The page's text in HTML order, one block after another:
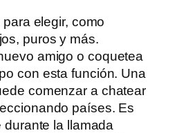
elegir, como
puros y más.
amigo o coquetea
con esta función. Una
comenzar a chatear
países. Es
durante la llamada